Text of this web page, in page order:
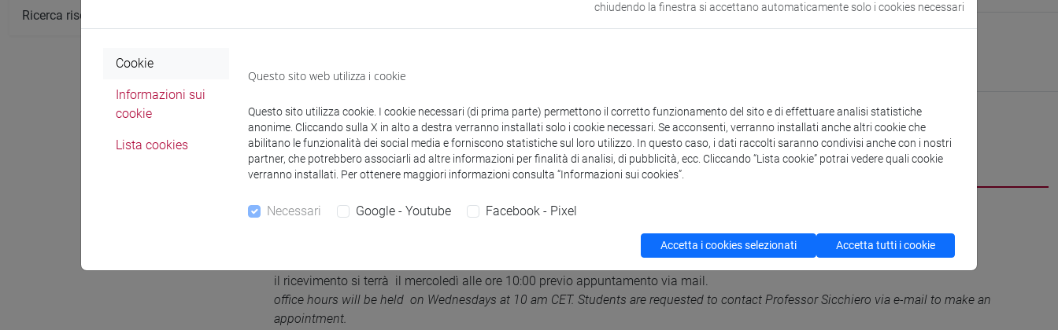
Comunicazioni Didattica Ricerca Pubblicazioni CV
il ricevimento si terrà il mercoledì alle ore 10:00 previo appuntamento via mail.
office hours will be held on Wednesdays at 10 am CET. Students are requested to contact Professor Sicchiero via e-mail to make an
appointment.
Ricerca risorse bibliografiche
chiudendo la finestra si accettano automaticamente solo i cookies necessari
Cookie
Informazioni sui
cookie
Lista cookies
Questo sito web utilizza i cookie
Questo sito utilizza cookie. I cookie necessari (di prima parte) permettono il corretto funzionamento del sito e di effettuare analisi statistiche
anonime. Cliccando sulla X in alto a destra verranno installati solo i cookie necessari. Se acconsenti, verranno installati anche altri cookie che
abilitano le funzionalità dei social media e forniscono statistiche sul loro utilizzo. In questo caso, i dati raccolti saranno condivisi anche con i nostri
partner, che potrebbero associarli ad altre informazioni per finalità di analisi, di pubblicità, ecc. Cliccando “Lista cookie” potrai vedere quali cookie
verranno installati. Per ottenere maggiori informazioni consulta “Informazioni sui cookies”.
Necessari Google - Youtube Facebook - Pixel
Accetta i cookies selezionati Accetta tutti i cookie